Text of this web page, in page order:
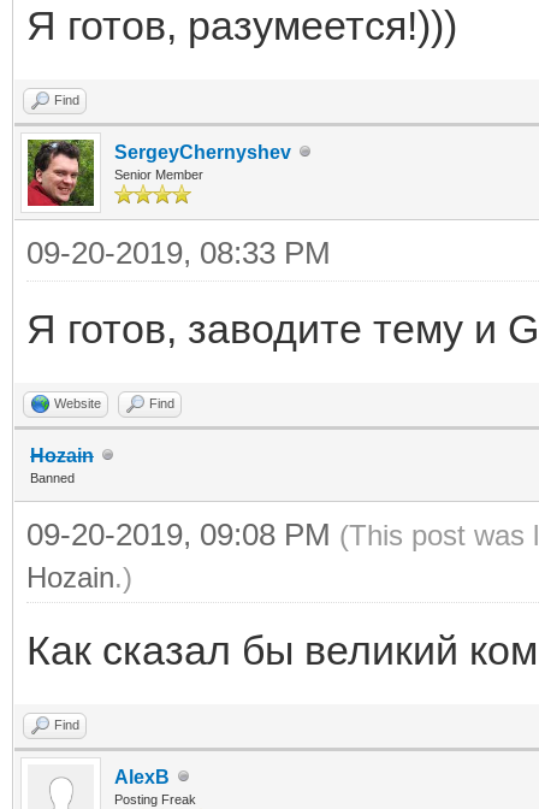
Я готов, разумеется!)))
Find
SergeyChernyshev
Senior Member
09-20-2019, 08:33 PM
Я готов, заводите тему и
Website Find
Hozain
Banned
09-20-2019, 09:08 PM (This post was
Hozain.)
Как сказал бы великий
Find
AlexB
Posting Freak